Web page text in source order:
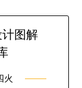
图解
火